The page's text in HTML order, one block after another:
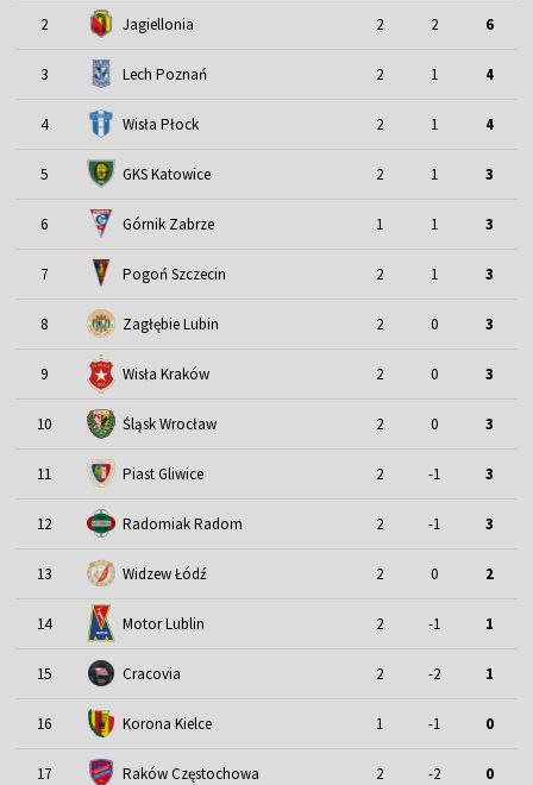
2 Jagiellonia 2 2 6
3 Lech Poznań 2 1 4
4 Wisła Płock 2 1 4
5 GKS Katowice 2 1 3
6 Górnik Zabrze 1 1 3
7 Pogoń Szczecin 2 1 3
8 Zagłębie Lubin 2 0 3
9 Wisła Kraków 2 0 3
10 Śląsk Wrocław 2 0 3
11 Piast Gliwice 2 -1 3
12 Radomiak Radom 2 -1 3
13 Widzew Łódź 2 0 2
14 Motor Lublin 2 -1 1
15 Cracovia 2 -2 1
16 Korona Kielce 1 -1 0
17 Raków Częstochowa 2 -2 0